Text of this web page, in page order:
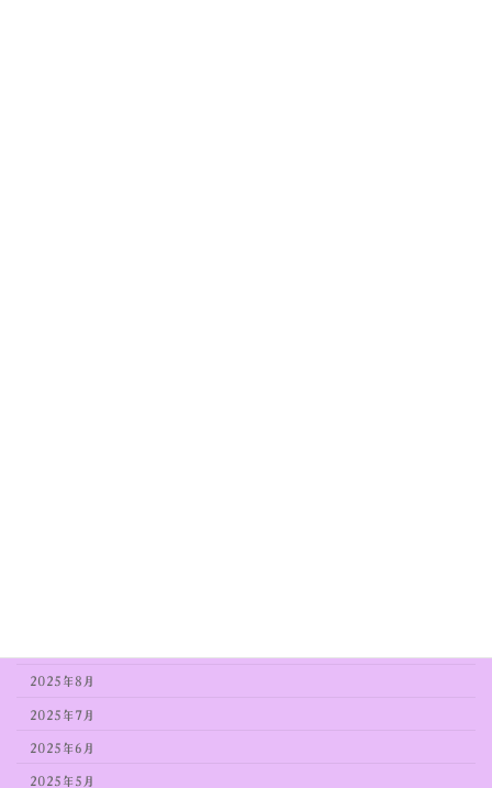
2025年8月
2025年7月
2025年6月
2025年5月